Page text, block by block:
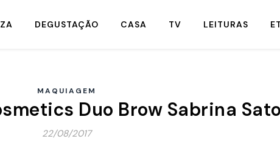
DEGUSTAÇÃO CASA TV LEITURAS
MAQUIAGEM
Duo Brow Sabrina Sato
22/08/2017